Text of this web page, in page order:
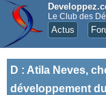
Le Club des
Actus
D : Atila Neves,
développement